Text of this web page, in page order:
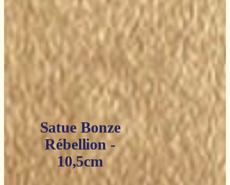
Satue Bonze
Rébellion -
10,5cm